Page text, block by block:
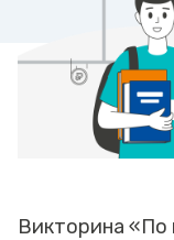
Викторина «По